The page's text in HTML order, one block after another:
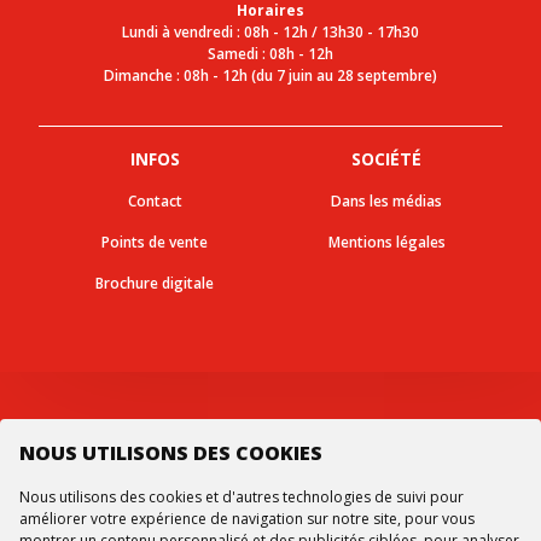
NOUS UTILISONS DES COOKIES
Nous utilisons des cookies et d'autres technologies de suivi pour
améliorer votre expérience de navigation sur notre site, pour vous
Horaires
Lundi à vendredi : 08h - 12h / 13h30 - 17h30
Samedi : 08h - 12h
Dimanche : 08h - 12h (du 7 juin au 28 septembre)
INFOS
Contact
Points de vente
Brochure digitale
SOCIÉTÉ
Dans les médias
Mentions légales